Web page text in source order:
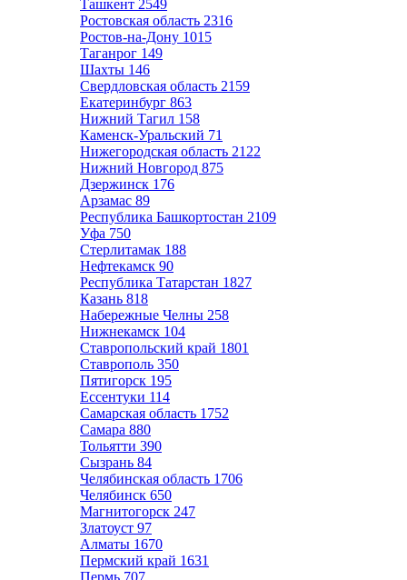
Ташкент 2549
Ростовская область 2316
Ростов-на-Дону 1015
Таганрог 149
Шахты 146
Свердловская область 2159
Екатеринбург 863
Нижний Тагил 158
Каменск-Уральский 71
Нижегородская область 2122
Нижний Новгород 875
Дзержинск 176
Арзамас 89
Республика Башкортостан 2109
Уфа 750
Стерлитамак 188
Нефтекамск 90
Республика Татарстан 1827
Казань 818
Набережные Челны 258
Нижнекамск 104
Ставропольский край 1801
Ставрополь 350
Пятигорск 195
Ессентуки 114
Самарская область 1752
Самара 880
Тольятти 390
Сызрань 84
Челябинская область 1706
Челябинск 650
Магнитогорск 247
Златоуст 97
Алматы 1670
Пермский край 1631
Пермь 707